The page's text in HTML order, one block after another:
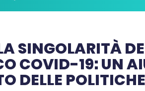
SINGOLARITÀ
COVID-19: UN
DELLE